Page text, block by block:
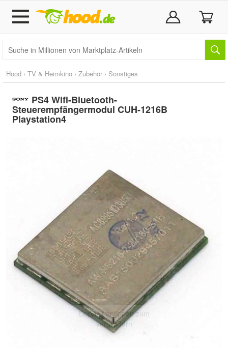
Hood › TV & Heimkino › Zubehör › Sonstiges
PS4 Wifi-Bluetooth-
Steuerempfängermodul CUH-1216B
Playstation4
Doppelt antippen zum
vergrößern